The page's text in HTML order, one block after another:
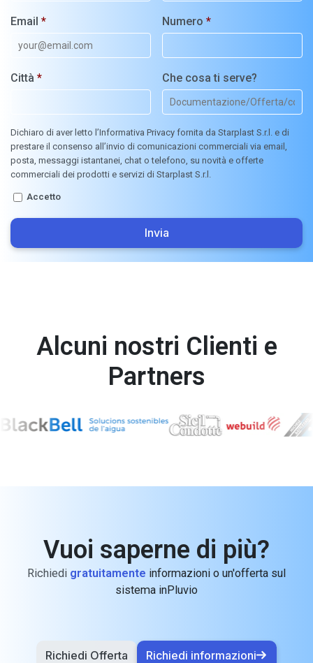
Email * Numero *
Città * Che cosa ti serve?
Dichiaro di aver letto l’Informativa Privacy fornita da Starplast S.r.l. e di
prestare il consenso all’invio di comunicazioni commerciali via email,
posta, messaggi istantanei, chat o telefono, su novità e offerte
commerciali dei prodotti e servizi di Starplast S.r.l.
Accetto
Invia
Alcuni nostri Clienti e
Partners
Vuoi saperne di più?
Richiedi gratuitamente informazioni o un'offerta sul
sistema inPluvio
Richiedi Offerta Richiedi informazioni